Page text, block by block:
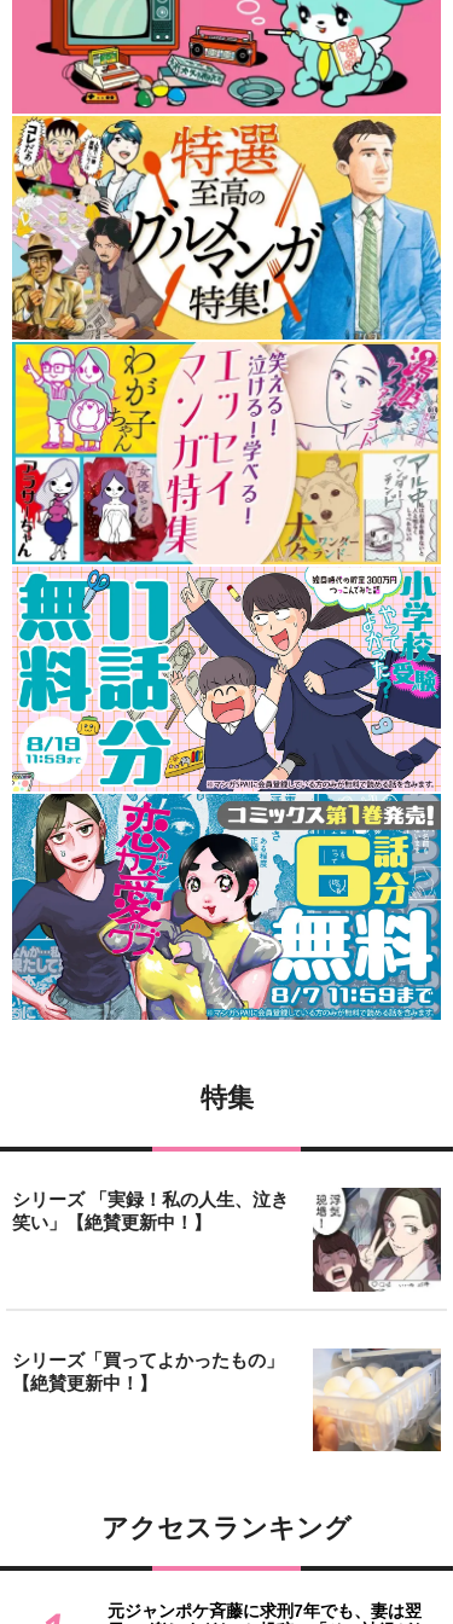
特集
シリーズ 「実録！私の人生、泣き
笑い」【絶賛更新中！】
シリーズ「買ってよかったもの」
【絶賛更新中！】
アクセスランキング
元ジャンポケ斉藤に求刑7年でも、妻は翌